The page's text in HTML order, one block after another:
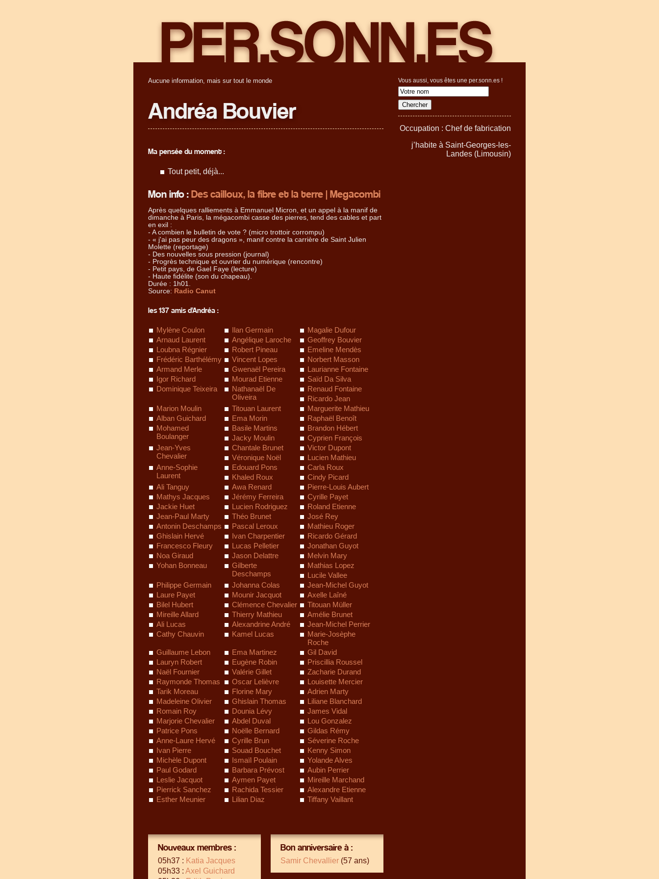
Aucune information, mais sur tout le monde
Andréa Bouvier
Vous aussi, vous êtes une per.sonn.es !
Occupation : Chef de fabrication
j’habite à Saint-Georges-les-
Landes (Limousin)
Ma pensée du moment :
Tout petit, déjà...
Mon info :Des cailloux, la fibre et la terre | Megacombi
Après quelques ralliements à Emmanuel Micron, et un appel à la manif de
dimanche à Paris, la mégacombi casse des pierres, tend des cables et part
en exil :
- A combien le bulletin de vote ? (micro trottoir corrompu)
- « j'ai pas peur des dragons », manif contre la carrière de Saint Julien
Molette (reportage)
- Des nouvelles sous pression (journal)
- Progrès technique et ouvrier du numérique (rencontre)
- Petit pays, de Gael Faye (lecture)
- Haute fidélite (son du chapeau).
Durée : 1h01.
Source: Radio Canut
les 137 amis d’Andréa :
Mylène Coulon Ilan Germain
Magalie Dufour
Arnaud Laurent
Angélique Laroche
Geoffrey Bouvier
Loubna Régnier
Robert Pineau
Emeline Mendès
Frédéric Barthélémy
Vincent Lopes
Norbert Masson
Armand Merle
Gwenaël Pereira
Laurianne Fontaine
Igor Richard
Mourad Etienne
Saïd Da Silva
Dominique Teixeira
Nathanaël De
Oliveira
Renaud Fontaine
Ricardo Jean
Marion Moulin
Titouan Laurent
Marguerite Mathieu
Alban Guichard
Ema Morin
Raphaël Benoît
Mohamed
Boulanger
Basile Martins
Brandon Hébert
Jacky Moulin
Cyprien François
Jean-Yves
Chevalier
Chantale Brunet
Victor Dupont
Véronique Noël
Lucien Mathieu
Anne-Sophie
Laurent
Edouard Pons
Carla Roux
Khaled Roux
Cindy Picard
Ali Tanguy
Awa Renard
Pierre-Louis Aubert
Mathys Jacques
Jérémy Ferreira
Cyrille Payet
Jackie Huet
Lucien Rodriguez
Roland Etienne
Jean-Paul Marty
Théo Brunet
José Rey
Antonin Deschamps
Pascal Leroux
Mathieu Roger
Ghislain Hervé
Ivan Charpentier
Ricardo Gérard
Francesco Fleury
Lucas Pelletier
Jonathan Guyot
Noa Giraud
Jason Delattre
Melvin Mary
Yohan Bonneau
Gilberte
Deschamps
Mathias Lopez
Lucile Vallee
Philippe Germain
Johanna Colas
Jean-Michel Guyot
Laure Payet
Mounir Jacquot
Axelle Laîné
Bilel Hubert
Clémence Chevalier
Titouan Müller
Mireille Allard
Thierry Mathieu
Amélie Brunet
Ali Lucas
Alexandrine André
Jean-Michel Perrier
Cathy Chauvin
Kamel Lucas
Marie-Josèphe
Roche
Guillaume Lebon
Ema Martinez
Gil David
Lauryn Robert
Eugène Robin
Priscillia Roussel
Naël Fournier
Valérie Gillet
Zacharie Durand
Raymonde Thomas
Oscar Lelièvre
Louisette Mercier
Tarik Moreau
Florine Mary
Adrien Marty
Madeleine Olivier
Ghislain Thomas
Liliane Blanchard
Romain Roy
Dounia Lévy
James Vidal
Marjorie Chevalier
Abdel Duval
Lou Gonzalez
Patrice Pons
Noëlle Bernard
Gildas Rémy
Anne-Laure Hervé
Cyrille Brun
Séverine Roche
Ivan Pierre
Souad Bouchet
Kenny Simon
Michèle Dupont
Ismaïl Poulain
Yolande Alves
Paul Godard
Barbara Prévost
Aubin Perrier
Leslie Jacquot
Aymen Payet
Mireille Marchand
Pierrick Sanchez
Rachida Tessier
Alexandre Etienne
Esther Meunier
Lilian Diaz Tiffany Vaillant
Nouveaux membres :
05h37 : Katia Jacques
05h33 : Axel Guichard
Bon anniversaire à :
Samir Chevallier (57 ans)